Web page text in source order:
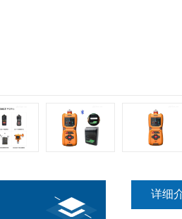
详细